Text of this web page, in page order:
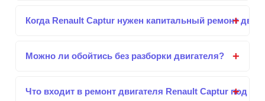
Когда Renault Captur нужен капитальный ремонт
Можно ли обойтись без разборки двигателя?
Что входит в ремонт двигателя Renault Captur под